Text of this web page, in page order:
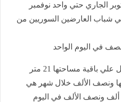
في الفترة من 7 اكتوبر الجاري حتي واحد نوفمبر
شباب العارضين السوريين من
في اليوم الواحد
وقال عماد السوري أنه حصل علي باقية مساحتها 21 متر
ونصف الألف خلال شهر هي
ونصف الألف في اليوم